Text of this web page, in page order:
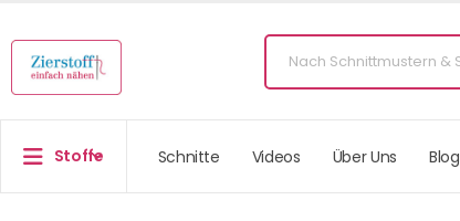
Stoffe Schnitte Videos Über Uns Blog